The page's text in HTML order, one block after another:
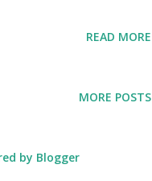
tepi
READ MORE
MORE POSTS
by Blogger